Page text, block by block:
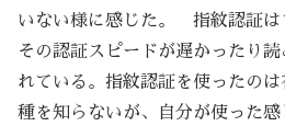
いない様に感じた。 指紋認証は
その認証スピードが遅かったり
れている。指紋認証を使ったの
種を知らないが、自分が使った